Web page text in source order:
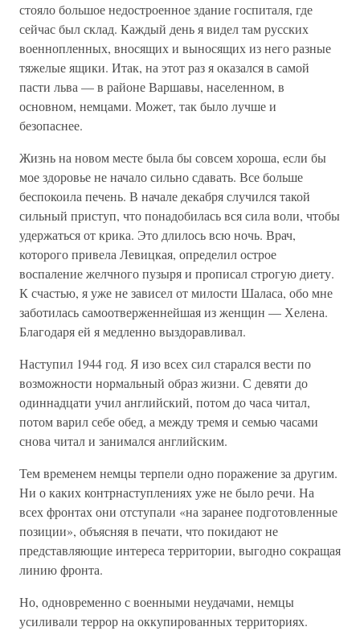
стояло большое недостроенное здание госпиталя, где
сейчас был склад. Каждый день я видел там русских
военнопленных, вносящих и выносящих из него разные
тяжелые ящики. Итак, на этот раз я оказался в самой
пасти льва — в районе Варшавы, населенном, в
основном, немцами. Может, так было лучше и
безопаснее.
Жизнь на новом месте была бы совсем хороша, если бы
мое здоровье не начало сильно сдавать. Все больше
беспокоила печень. В начале декабря случился такой
сильный приступ, что понадобилась вся сила воли, чтобы
удержаться от крика. Это длилось всю ночь. Врач,
которого привела Левицкая, определил острое
воспаление желчного пузыря и прописал строгую диету.
К счастью, я уже не зависел от милости Шаласа, обо мне
заботилась самоотверженнейшая из женщин — Хелена.
Благодаря ей я медленно выздоравливал.
Наступил 1944 год. Я изо всех сил старался вести по
возможности нормальный образ жизни. С девяти до
одиннадцати учил английский, потом до часа читал,
потом варил себе обед, а между тремя и семью часами
снова читал и занимался английским.
Тем временем немцы терпели одно поражение за другим.
Ни о каких контрнаступлениях уже не было речи. На
всех фронтах они отступали «на заранее подготовленные
позиции», объясняя в печати, что покидают не
представляющие интереса территории, выгодно сокращая
линию фронта.
Но, одновременно с военными неудачами, немцы
усиливали террор на оккупированных территориях.